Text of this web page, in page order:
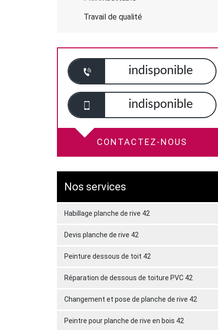
Travail de qualité
indisponible
indisponible
CONTACTEZ-NOUS
Nos services
Habillage planche de rive 42
Devis planche de rive 42
Peinture dessous de toit 42
Réparation de dessous de toiture PVC 42
Changement et pose de planche de rive 42
Peintre pour planche de rive en bois 42